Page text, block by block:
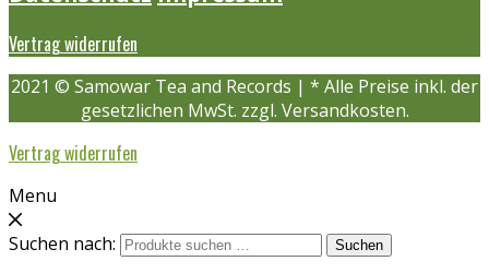
Vertrag widerrufen
2021 © Samowar Tea and Records | * Alle Preise inkl. der
gesetzlichen MwSt. zzgl. Versandkosten.
Vertrag widerrufen
Menu
Suchen nach:
Suchen